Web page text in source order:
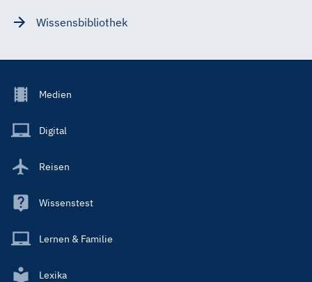
Wissensbibliothek
Footer
Main
Medien
Digital
Reisen
Wissenstest
Lernen & Familie
Lexika